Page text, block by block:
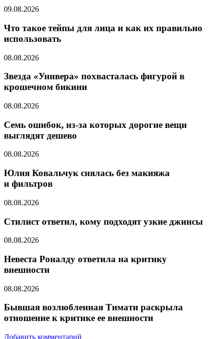
09.08.2026
Что такое тейпы для лица и как их правильно
использовать
08.08.2026
Звезда «Универа» похвасталась фигурой в
крошечном бикини
08.08.2026
Семь ошибок, из-за которых дорогие вещи
выглядят дешево
08.08.2026
Юлия Ковальчук снялась без макияжа
и фильтров
08.08.2026
Стилист ответил, кому подходят узкие джинсы
08.08.2026
Невеста Роналду ответила на критику
внешности
08.08.2026
Бывшая возлюбленная Тимати раскрыла
отношение к критике ее внешности
Добавить комментарий